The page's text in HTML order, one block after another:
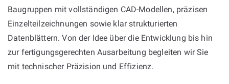
Baugruppen mit vollständigen CAD-Modellen, präzisen
Einzelteilzeichnungen sowie klar strukturierten
Datenblättern. Von der Idee über die Entwicklung bis hin
zur fertigungsgerechten Ausarbeitung begleiten wir Sie
mit technischer Präzision und Effizienz.